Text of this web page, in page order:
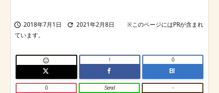


Search
 2018年7月1日  2021年2月8日
 !
B!
0
0 Send -